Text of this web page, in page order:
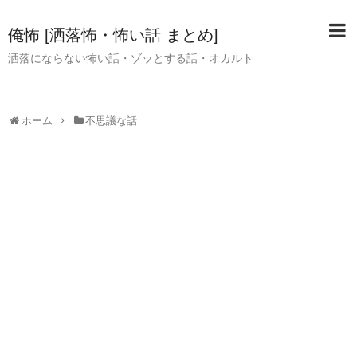
俺怖 [洒落怖・怖い話 まとめ]
洒落にならない怖い話・ゾッとする話・オカルト
ホーム 不思議な話